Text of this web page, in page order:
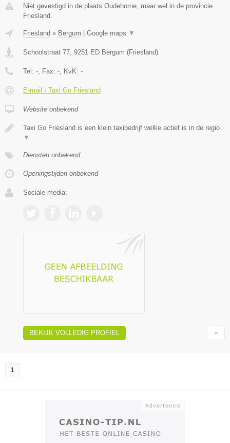
Niet gevestigd in de plaats Oudehorne, maar wel in de provincie
Friesland.
Friesland » Bergum Google maps ▼
Schoolstraat 77 9251 ED Bergum (Friesland)
Tel: - , Fax: - , KvK: -
E-mail › Taxi Go Friesland
Website onbekend
Taxi Go Friesland is een klein taxibedrijf welke actief is in de regio
▼
Diensten onbekend
Openingstijden onbekend
Sociale media:
BEKIJK VOLLEDIG PROFIEL
1